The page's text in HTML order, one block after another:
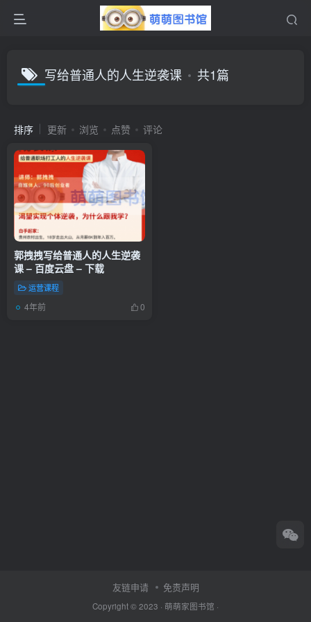
写给普通人的人生逆袭课 共1篇
排序 更新 浏览 点赞 评论
郭拽拽写给普通人的人生逆袭
课 – 百度云盘 – 下载
运营课程
4年前 0
友链申请 免责声明
Copyright © 2023 · 萌萌家图书馆 ·